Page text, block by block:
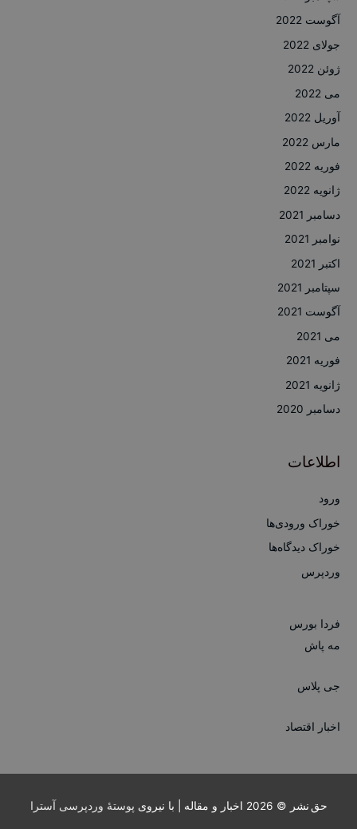
آگوست 2022
جولای 2022
ژوئن 2022
می 2022
آوریل 2022
مارس 2022
فوریه 2022
ژانویه 2022
دسامبر 2021
نوامبر 2021
اکتبر 2021
سپتامبر 2021
آگوست 2021
می 2021
فوریه 2021
ژانویه 2021
دسامبر 2020
اطلاعات
ورود
خوراک ورودی‌ها
خوراک دیدگاه‌ها
وردپرس
فردا بورس
مه پاش
جی پلاس
اخبار اقتصاد
حق نشر © 2026 اخبار و مقاله | با نیروی پوستهٔ وردپرسی آسترا